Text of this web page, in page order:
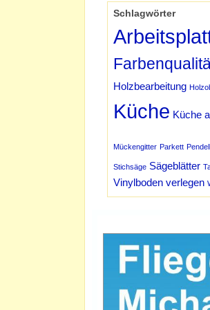
Schlagwörter
Holzbearbeitung
Küche Küche
Mückengitter Parkett
Stichsäge Sägeblätter
Vinylboden verlegen